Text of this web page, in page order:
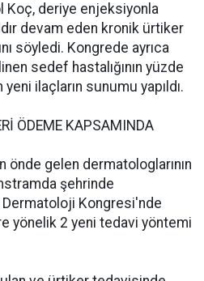
Koç, deriye enjeksiyonla
devam eden kronik ürtiker
söyledi. Kongrede ayrıca
sedef hastalığının yüzde
ilaçların sunumu yapıldı.
ÖDEME KAPSAMINDA
önde gelen dermatologlarının
şehrinde
Kongresi'nde
yönelik 2 yeni tedavi yöntemi